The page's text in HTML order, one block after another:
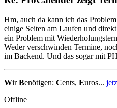
Hm, auch da kann ich das
einige Seiten am Laufen und
ein Problem mit
Weder verschwinden Termine,
im Backend. Und das sogar mit
WirBenötigen: Cents, Euros...
Offline